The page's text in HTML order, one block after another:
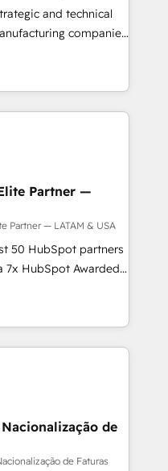
headcount and
in client
results since 2017
unified systems
and technical
companies
in delivering
by leveraging
to fuel success.
-
Marketing -
CMS Website
transparent,
guidance you
Partner —
Partner — LATAM & USA
50 HubSpot partners
7x HubSpot Awarded
across the U.S.,
global expertise with
are Brazil’s largest
by companies across
across all
and more. Custom
built for
de
de Faturas